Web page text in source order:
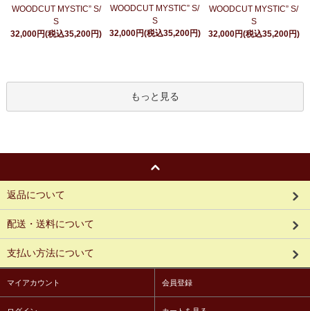
WOODCUT MYSTIC” S/
S
32,000円(税込35,200円)
WOODCUT MYSTIC” S/
S
32,000円(税込35,200円)
WOODCUT MYSTIC” S/
S
32,000円(税込35,200円)
もっと見る
返品について
配送・送料について
支払い方法について
マイアカウント 会員登録